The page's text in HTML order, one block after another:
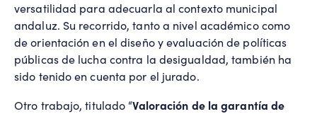
versatilidad para adecuarla al contexto municipal
andaluz. Su recorrido, tanto a nivel académico como
de orientación en el diseño y evaluación de políticas
públicas de lucha contra la desigualdad, también ha
sido tenido en cuenta por el jurado.
Otro trabajo, titulado “Valoración de la garantía de